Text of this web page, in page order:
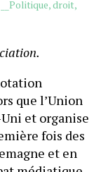
__Politique, droit,
que l’Union
et organise
fois des
et en